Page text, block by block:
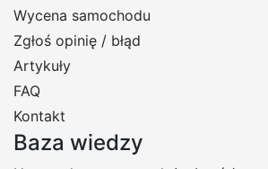
Wycena samochodu
Zgłoś opinię / błąd
Artykuły
FAQ
Kontakt
Baza wiedzy